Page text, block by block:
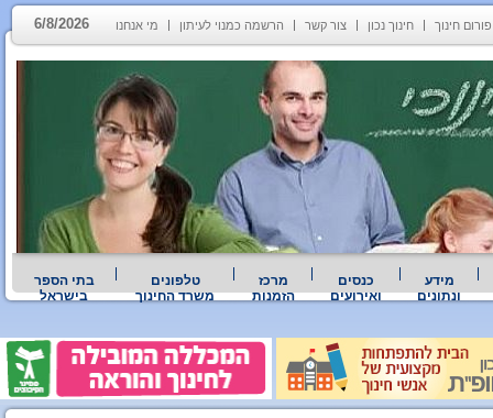
פורום חינוך חינוך נכון צור קשר הרשמה כמנוי לעיתון מי אנחנו 6/8/2026
מידע
ונתונים
כנסים
ואירועים
מרכז
הזמנות
טלפונים
משרד החינוך
בתי הספר
בישראל